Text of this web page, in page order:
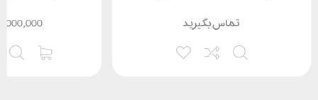
تماس بگیرید